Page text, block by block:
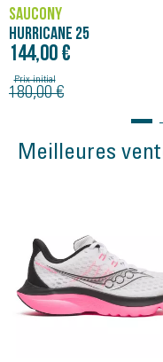
DROP 6 mm (41/33 mm)
DURABLE Ce modèle
recyclés.
SAUCONY
HURRICANE 25
144,00 €
Prix initial
180,00 €
Meilleures